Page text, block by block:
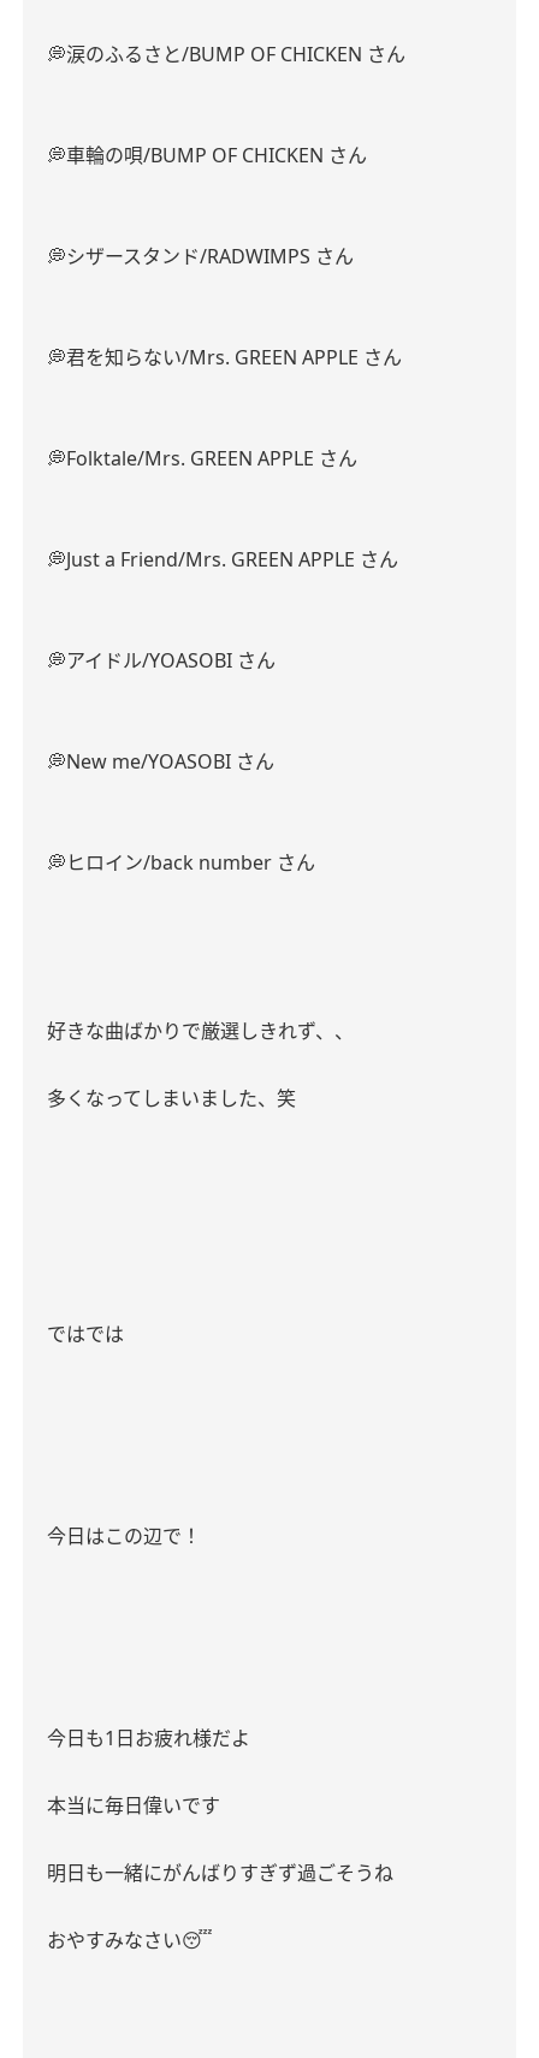
💭涙のふるさと/BUMP OF CHICKEN さん
💭車輪の唄/BUMP OF CHICKEN さん
💭シザースタンド/RADWIMPS さん
💭君を知らない/Mrs. GREEN APPLE さん
💭Folktale/Mrs. GREEN APPLE さん
💭Just a Friend/Mrs. GREEN APPLE さん
💭アイドル/YOASOBI さん
💭New me/YOASOBI さん
💭ヒロイン/back number さん
好きな曲ばかりで厳選しきれず、、
多くなってしまいました、笑
ではでは
今日はこの辺で！
今日も1日お疲れ様だよ
本当に毎日偉いです
明日も一緒にがんばりすぎず過ごそうね
おやすみなさい😴